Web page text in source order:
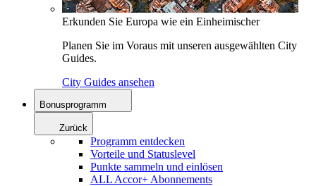
Erkunden Sie Europa wie ein Einheimischer
Planen Sie im Voraus mit unseren ausgewählten City
Guides.
City Guides ansehen
Bonusprogramm
Zurück
Programm entdecken
Vorteile und Statuslevel
Punkte sammeln und einlösen
ALL Accor+ Abonnements